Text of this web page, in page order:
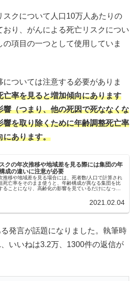
スクについて人口10万人あたりの
おり、がんによる死亡リスクについ
項目の一つとして使用していま
ついては注意する必要がありま
亡率を見ると増加傾向にあります
響（つまり、他の死因で死ななくな
響を取り除くために年齢調整死亡率
にあります。
クの年次推移や地域差を見る際には集団の年
成の違いに注意が必要
推移や地域差を見る場合には、死者数/人口で計算され
死亡率をそのまま使うと、年齢構成が異なる集団を比
ることになり、高齢化の影響を見ているだけになって
うと年次推移や地域差のパターンが違って見えてきま
2021.02.04
発言が話題になりました。執筆時
いいねは3.2万、1300件の返信が